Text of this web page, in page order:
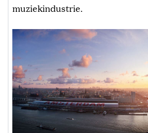
muziekindustrie.